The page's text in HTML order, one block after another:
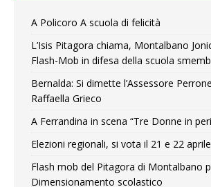
A Policoro A scuola di felicità
L’Isis Pitagora chiama, Montalbano
Flash-Mob in difesa della scuola
Bernalda: Si dimette l’Assessore
Raffaella Grieco
A Ferrandina in scena “Tre Donne in
Elezioni regionali, si vota il 21 e 22
Flash mob del Pitagora di Montalbano
Dimensionamento scolastico